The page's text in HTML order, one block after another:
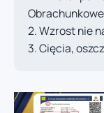
Wzrost nie
Cięcia,